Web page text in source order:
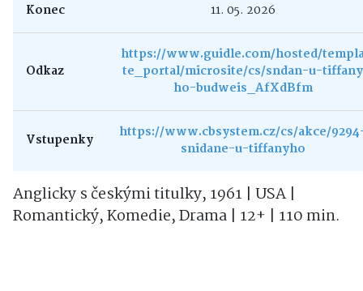
Konec 11. 05. 2026
Odkaz
https://www.guidle.com/hosted/
te_portal/microsite/cs/sndan-u-tiffany
ho-budweis_AfXdBfm
Vstupenky
https://www.cbsystem.cz/cs/akce/
snidane-u-tiffanyho
Anglicky s českými titulky, 1961 | USA |
Romantický, Komedie, Drama | 12+ | 110 min.